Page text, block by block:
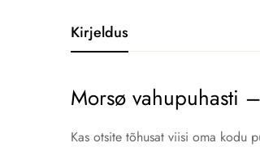
Kirjeldus
Morsø vahupuhasti
Kas otsite tõhusat viisi oma kodu